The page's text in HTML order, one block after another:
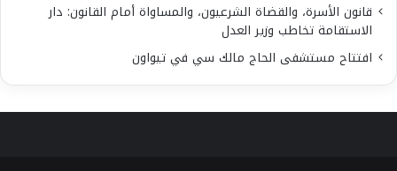
قانون الأسرة، والقضاة الشرعيون، والمساواة أمام القانون: دار
الاستقامة تخاطب وزير العدل
افتتاح مستشفى الحاج مالك سي في تيواون